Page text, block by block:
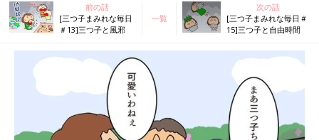
前の話
[三つ子まみれな毎日
＃13]三つ子と風邪
一覧
次の話
[三つ子まみれな毎日＃
15]三つ子と自由時間